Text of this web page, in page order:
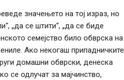
значењето на тој израз, но
„да се штити“, „да се биде
семејство било обврска на
Ако некогаш припадничките
домашни обврски, денеска
се одлучат за мајчинство,